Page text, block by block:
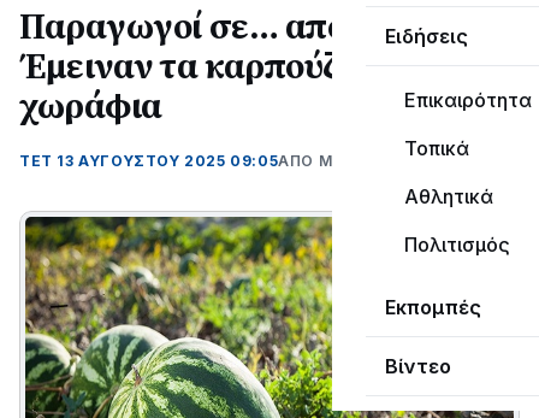
Ειδήσεις
Επικαιρότητα
Τοπικά
Αθλητικά
Πολιτισμός
Εκπομπές
Βίντεο
Παραγωγοί σε… απόγνωση:
Έμειναν τα καρπούζια στα
χωράφια
ΤΕΤ 13 ΑΥΓΟΎΣΤΟΥ 2025 09:05ΑΠΌ ΜΑΝΤΩ ΚΑΠΕΝΤΖΩΝΗ